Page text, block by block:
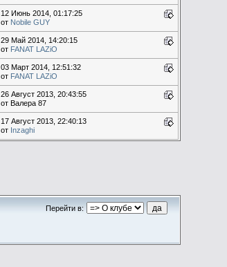
12 Июнь 2014, 01:17:25
от Nobile GUY
29 Май 2014, 14:20:15
от FANAT LAZiO
03 Март 2014, 12:51:32
от FANAT LAZiO
26 Август 2013, 20:43:55
от Валера 87
17 Август 2013, 22:40:13
от Inzaghi
Перейти в: